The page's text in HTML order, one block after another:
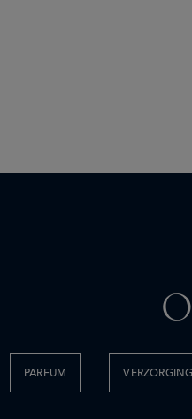
PARFUM VERZORGING